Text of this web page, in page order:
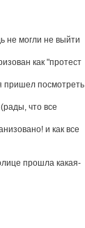
не могли не выйти
как "протест
пришел посмотреть
что все
и как все
прошла какая-